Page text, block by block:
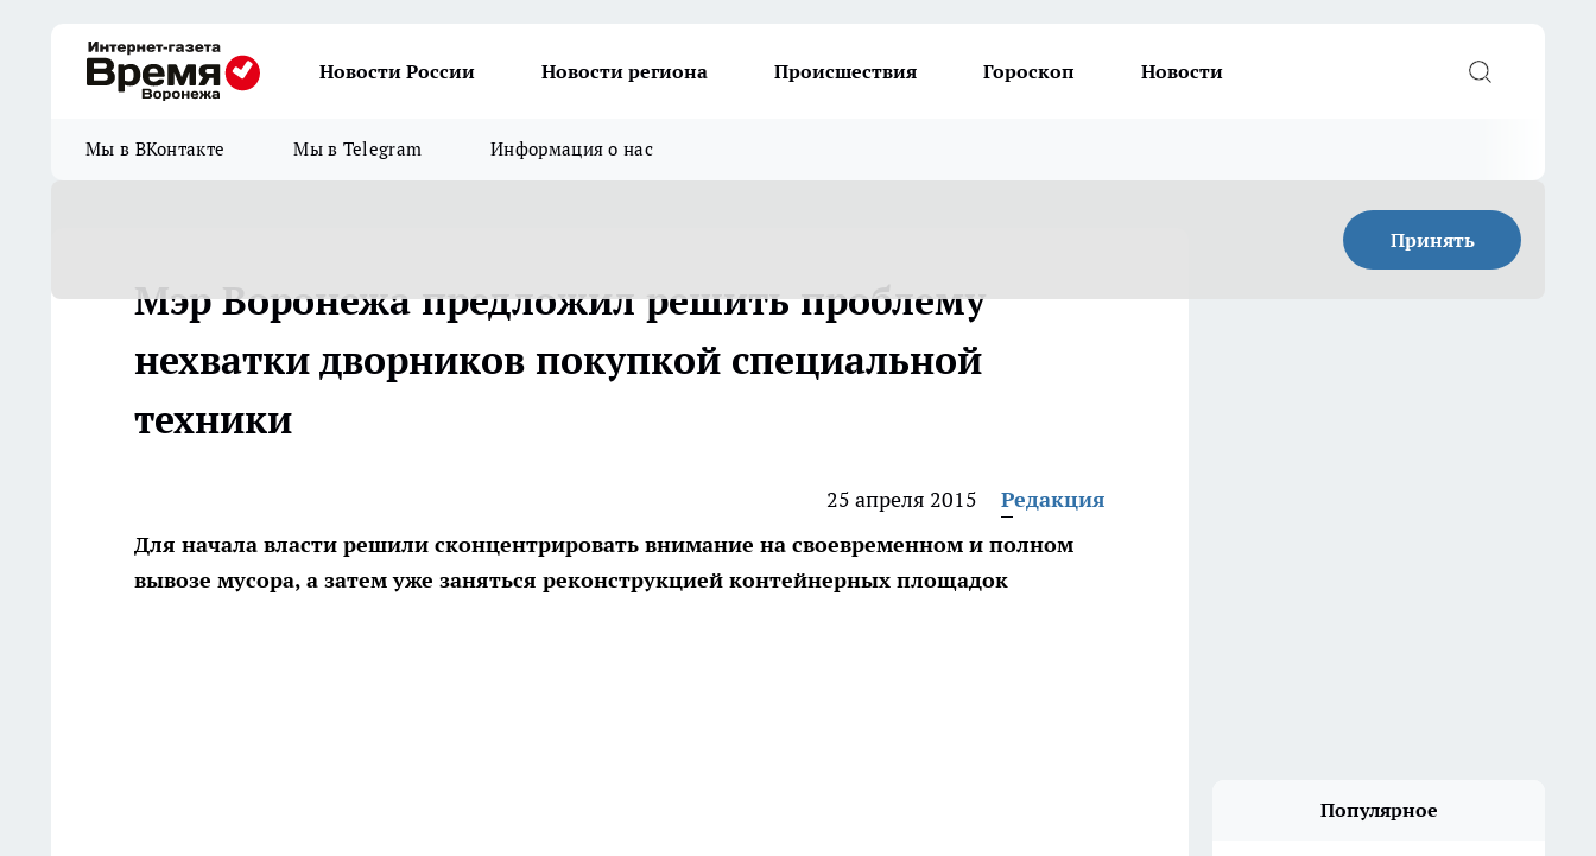
Новости России Новости региона Происшествия Гороскоп Новости
Мы в ВКонтакте Мы в Telegram Информация о нас
Принять
Мэр Воронежа предложил решить проблему
нехватки дворников покупкой специальной
техники
25 апреля 2015
Редакция
Для начала власти решили сконцентрировать внимание на своевременном и полном
вывозе мусора, а затем уже заняться реконструкцией контейнерных площадок
Популярное